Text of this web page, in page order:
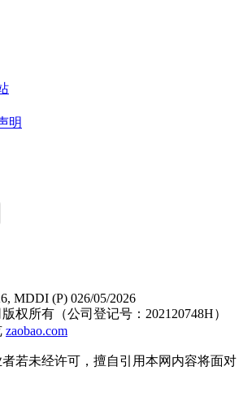
明
MDDI (P) 026/05/2026
权所有（公司登记号：202120748H）
zaobao.com
若未经许可，擅自引用本网内容将面对